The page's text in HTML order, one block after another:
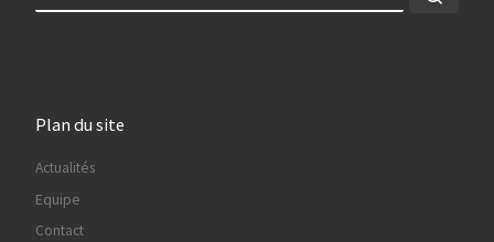
Plan du site
Actualités
Equipe
Contact